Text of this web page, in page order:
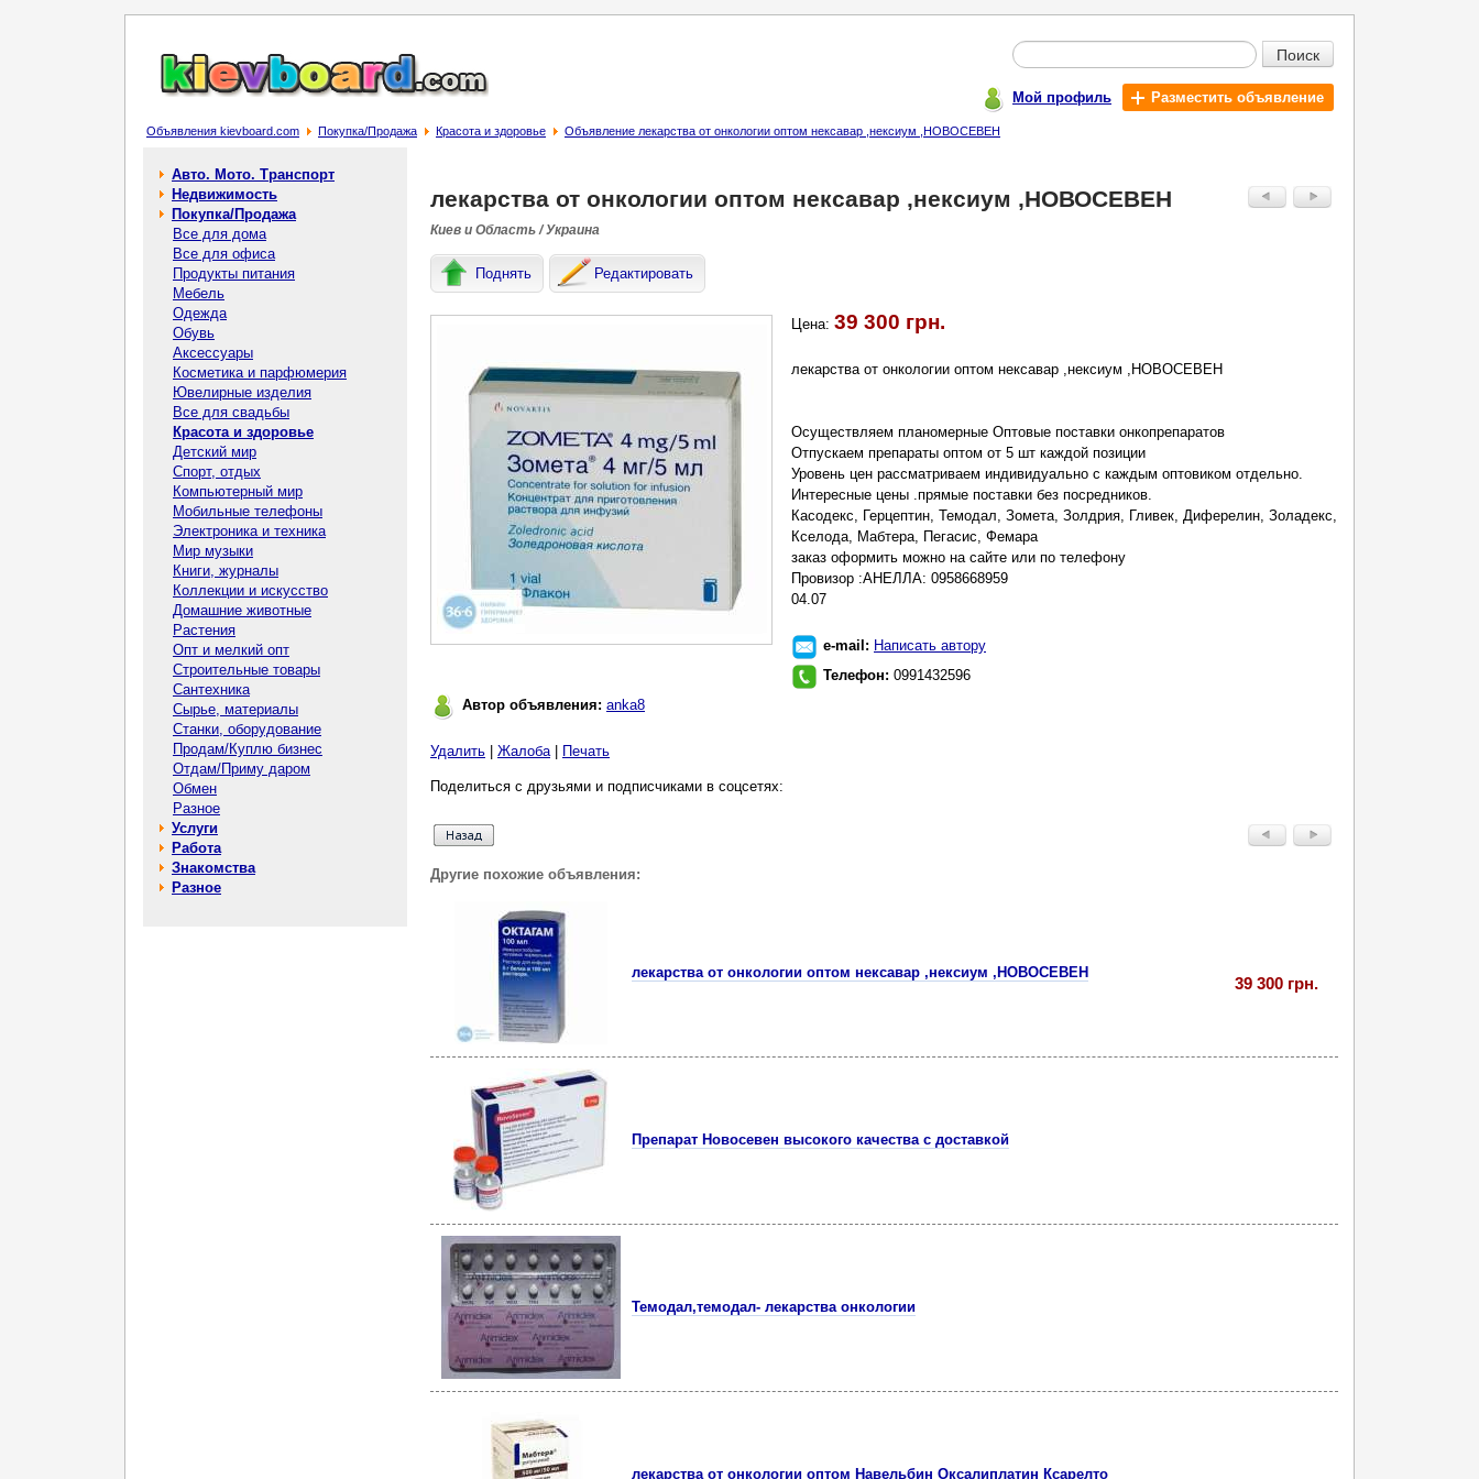
Поиск
Мой профиль Разместить объявление
Объявления kievboard.com Покупка/Продажа Красота и здоровье Объявление лекарства от онкологии оптом нексавар ,нексиум ,НОВОСЕВЕН
Авто. Мото. Транспорт
Недвижимость
Покупка/Продажа
Все для дома
Все для офиса
Продукты питания
Мебель
Одежда
Обувь
Аксессуары
Косметика и парфюмерия
Ювелирные изделия
Все для свадьбы
Красота и здоровье
Детский мир
Спорт, отдых
Компьютерный мир
Мобильные телефоны
Электроника и техника
Мир музыки
Книги, журналы
Коллекции и искусство
Домашние животные
Растения
Опт и мелкий опт
Строительные товары
Сантехника
Сырье, материалы
Станки, оборудование
Продам/Куплю бизнес
Отдам/Приму даром
Обмен
Разное
Услуги
Работа
Знакомства
Разное
лекарства от онкологии оптом нексавар ,нексиум ,НОВОСЕВЕН
Киев и Область / Украина
Поднять Редактировать
Цена: 39 300 грн.
лекарства от онкологии оптом нексавар ,нексиум ,НОВОСЕВЕН
Осуществляем планомерные Оптовые поставки онкопрепаратов
Отпускаем препараты оптом от 5 шт каждой позиции
Уровень цен рассматриваем индивидуально с каждым оптовиком отдельно.
Интересные цены .прямые поставки без посредников.
Касодекс, Герцептин, Темодал, Зомета, Золдрия, Гливек, Диферелин, Золадекс,
Кселода, Мабтера, Пегасис, Фемара
заказ оформить можно на сайте или по телефону
Провизор :АНЕЛЛА: 0958668959
04.07
e-mail: Написать автору
Телефон: 0991432596
Автор объявления: anka8
Удалить Жалоба| Печать
Поделиться с друзьями и подписчиками в соцсетях:
Другие похожие объявления:
лекарства от онкологии оптом нексавар ,нексиум ,НОВОСЕВЕН
39 300 грн.
Препарат Новосевен высокого качества с доставкой
Темодал,темодал- лекарства онкологии
лекарства от онкологии оптом Навельбин Оксалиплатин Ксарелто